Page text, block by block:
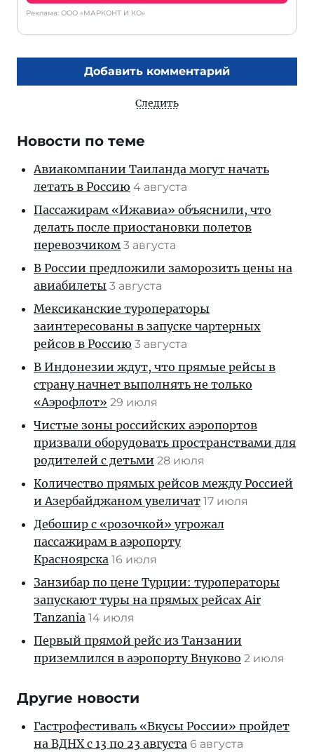
Реклама: ООО «МАРКОНТ И КО»
Добавить комментарий
Следить
Новости по теме
Авиакомпании Таиланда могут начать
летать в Россию 4 августа
Пассажирам «Ижавиа» объяснили, что
делать после приостановки полетов
перевозчиком 3 августа
В России предложили заморозить цены на
авиабилеты 3 августа
Мексиканские туроператоры
заинтересованы в запуске чартерных
рейсов в Россию 3 августа
В Индонезии ждут, что прямые рейсы в
страну начнет выполнять не только
«Аэрофлот» 29 июля
Чистые зоны российских аэропортов
призвали оборудовать пространствами для
родителей с детьми 28 июля
Количество прямых рейсов между Россией
и Азербайджаном увеличат 17 июля
Дебошир с «розочкой» угрожал
пассажирам в аэропорту
Красноярска 16 июля
Занзибар по цене Турции: туроператоры
запускают туры на прямых рейсах Air
Tanzania 14 июля
Первый прямой рейс из Танзании
приземлился в аэропорту Внуково 2 июля
Другие новости
Гастрофестиваль «Вкусы России» пройдет
на ВДНХ с 13 по 23 августа 6 августа